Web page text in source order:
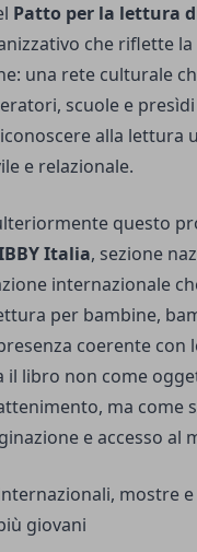
Patto per la lettura
che riflette
una rete culturale
scuole e
alla lettura
e relazionale.
questo
Italia, sezione
internazionale
per bambine,
coerente con
il libro non come
ma come
e accesso al
mostre
giovani